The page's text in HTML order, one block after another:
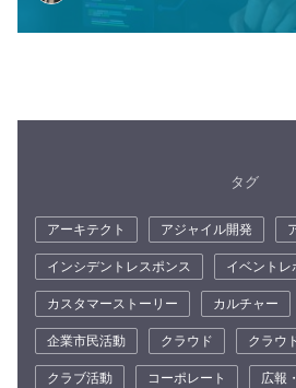
タグ
アーキテクト アジャイル開発
インシデントレスポンス
イベントレ
カスタマーストーリー
カルチャー
企業市民活動
クラウド
クラウ
クラブ活動
コーポレート
広報